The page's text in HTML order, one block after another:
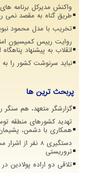
واکنش مدیرکل برنامه
طریق گناه به مقصد نمی
تخریب با مدل محمود
روایت رییس کمیسیون
انقلاب به پیشنهاد
نباید سرنوشت کشور را
پربحث ترین ها
گزارشگر متعهد، هم
تهدید کشورهای منطقه
همکاری با دشمن،
دستگیری 8
تروریستی
تلاقی دو اراده پولادین